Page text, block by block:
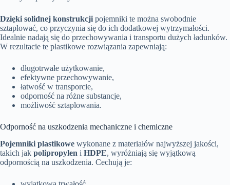
Dzięki solidnej konstrukcji pojemniki te można swobodnie
sztaplować, co przyczynia się do ich dodatkowej wytrzymałości.
Idealnie nadają się do przechowywania i transportu dużych ładunków.
W rezultacie te plastikowe rozwiązania zapewniają:
długotrwałe użytkowanie,
efektywne przechowywanie,
łatwość w transporcie,
odporność na różne substancje,
możliwość sztaplowania.
Odporność na uszkodzenia mechaniczne i chemiczne
Pojemniki plastikowe wykonane z materiałów najwyższej jakości,
takich jak polipropylen i HDPE, wyróżniają się wyjątkową
odpornością na uszkodzenia. Cechują je: